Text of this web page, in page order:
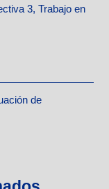
3, Trabajo en
de